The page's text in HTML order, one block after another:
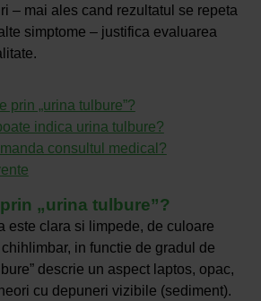
– mai ales cand rezultatul se repeta
simptome – justifica evaluarea
prin „urina tulbure”?
indica urina tulbure?
consultul medical?
„urina tulbure”?
este clara si limpede, de culoare
in functie de gradul de
descrie un aspect laptos, opac,
cu depuneri vizibile (sediment).